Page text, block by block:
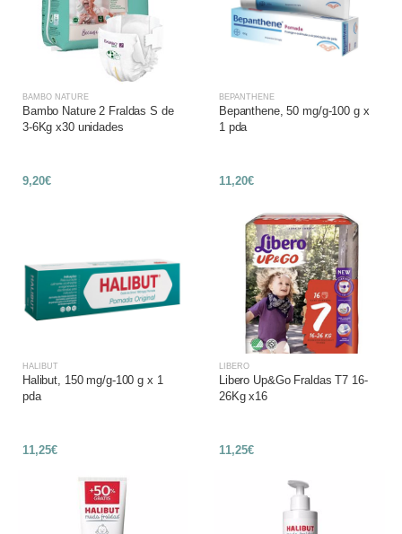
BAMBO NATURE
Bambo Nature 2 Fraldas S de
3-6Kg x30 unidades
9,20€
BEPANTHENE
Bepanthene, 50 mg/g-100 g x
1 pda
11,20€
HALIBUT
Halibut, 150 mg/g-100 g x 1
pda
11,25€
LIBERO
Libero Up&Go Fraldas T7 16-
26Kg x16
11,25€